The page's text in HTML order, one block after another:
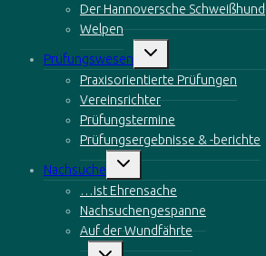
Der Hannoversche Schweißhund
Welpen
Prüfungswesen
Untermenü
öffnen
Praxisorientierte Prüfungen
Vereinsrichter
Prüfungstermine
Prüfungsergebnisse & -berichte
Nachsuche
Untermenü
öffnen
…ist Ehrensache
Nachsuchengespanne
Auf der Wundfährte
Untermenü